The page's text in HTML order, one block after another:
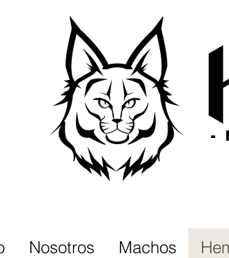
-
Nosotros Machos